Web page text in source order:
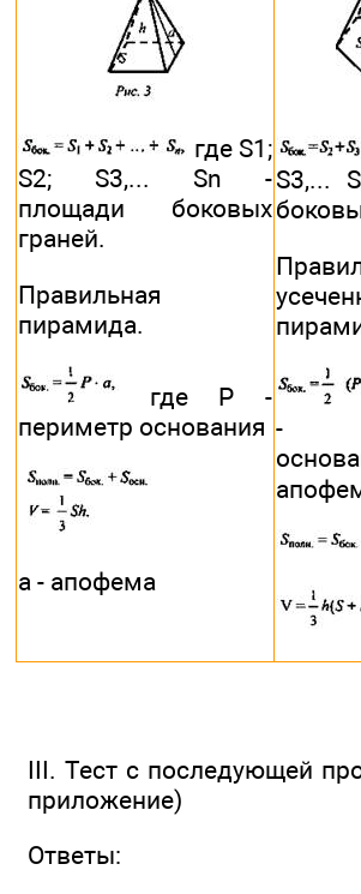
где S1;
S2; S3,... Sn -
площади боковых
граней.
Правильная
пирамида.
где Р -
периметр основания
a - апофема
S3,...
-
III. Тест с последующей
приложение)
Ответы: